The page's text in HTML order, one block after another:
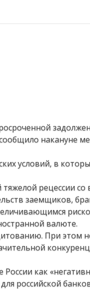
накануне
условий, в
рецессии со
заемщиков,
валюте.
При этом
как
российской